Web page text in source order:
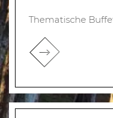
Thematische